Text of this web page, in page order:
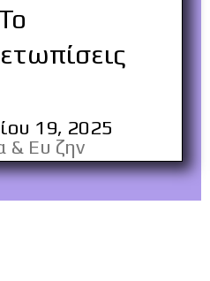
Το
19, 2025
& Ευ ζην